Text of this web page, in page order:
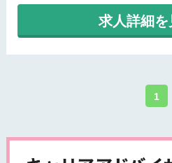
求人詳細を
1